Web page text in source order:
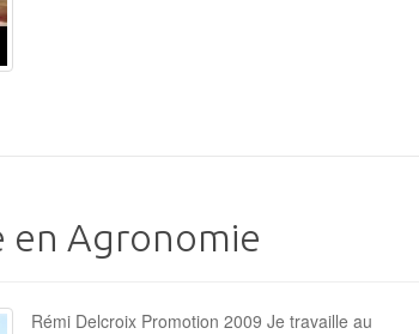
en Agronomie
Rémi Delcroix Promotion 2009 Je travaille au